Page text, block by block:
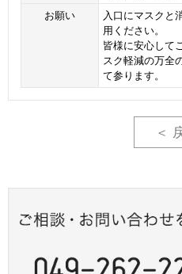
お願い
入口にマスクと
用ください。
皆様に安心して
スク軽減の万全
て参ります。
＜